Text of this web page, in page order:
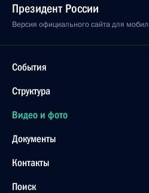
Президент России
Версия официального сайта для
События
Структура
Видео и фото
Документы
Контакты
Поиск